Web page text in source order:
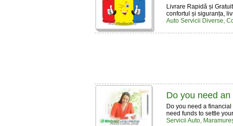
Livrare Rapidă și
confortul și siguranța,
Auto Servicii Diverse,
Do you need
Do you need a
need funds to settle
Servicii Auto,